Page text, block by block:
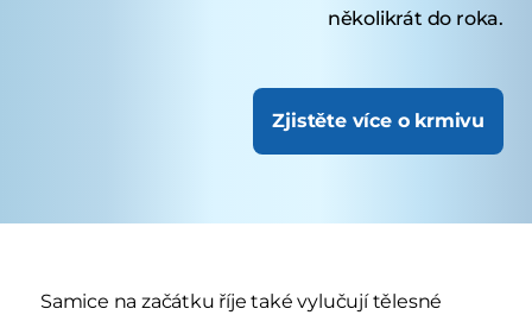
několikrát do roka.
Zjistěte více o krmivu
Samice na začátku říje také vylučují tělesné